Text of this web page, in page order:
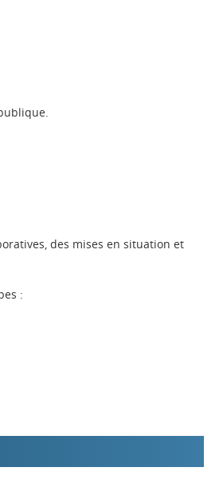
des mises en situation et
: